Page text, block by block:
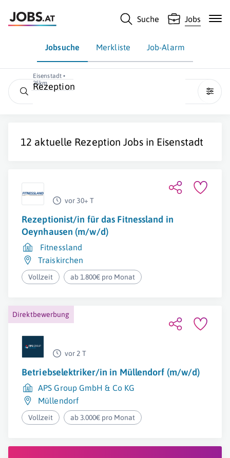
Suche Jobs
Jobsuche Merkliste Job-Alarm
Eisenstadt •
25km
Rezeption
12 aktuelle Rezeption Jobs in Eisenstadt
vor 30+ T
Rezeptionist/in für das Fitnessland in
Oeynhausen (m/w/d)
Fitnessland
Traiskirchen
Vollzeit ab 1.800€ pro Monat
Direktbewerbung
vor 2 T
Betriebselektriker/in in Müllendorf (m/w/d)
APS Group GmbH & Co KG
Müllendorf
Vollzeit ab 3.000€ pro Monat